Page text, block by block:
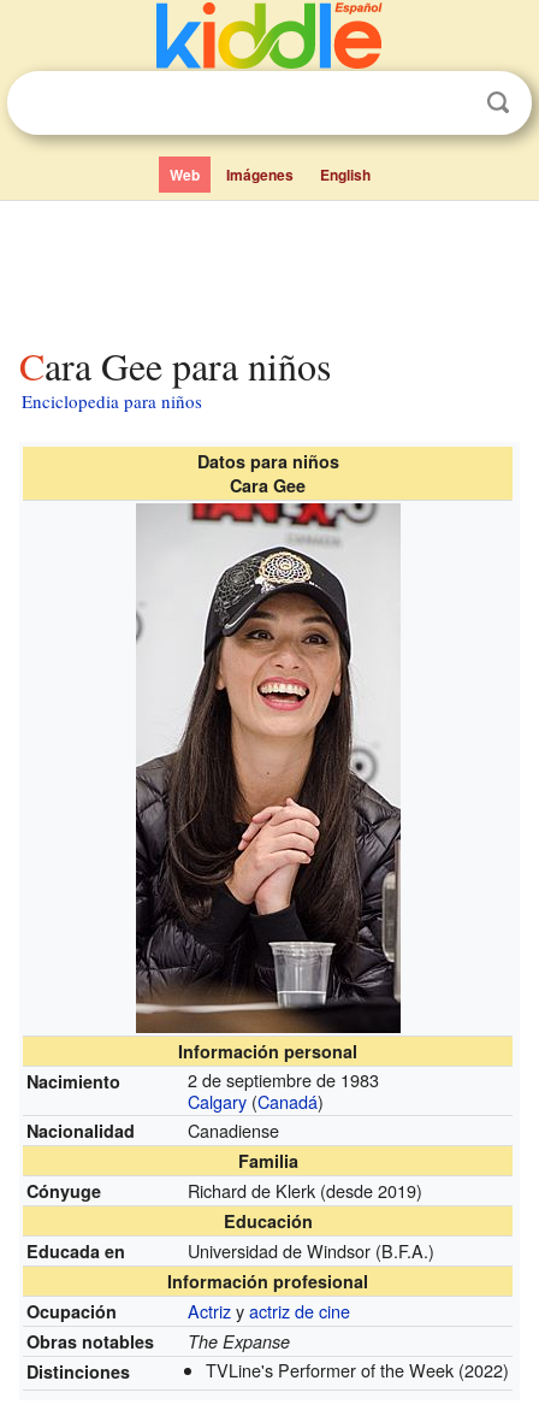
Web Imágenes English
Cara Gee para niños
Enciclopedia para niños
Datos para niños
Cara Gee
Información personal
Nacimiento
2 de septiembre de 1983
Calgary (Canadá)
Nacionalidad Canadiense
Familia
Cónyuge
Richard de Klerk (desde 2019)
Educación
Educada en
Universidad de Windsor (B.F.A.)
Información profesional
Ocupación
Actrizyactriz de cine
Obras notables
The Expanse
Distinciones
TVLine's Performer of the Week (2022)